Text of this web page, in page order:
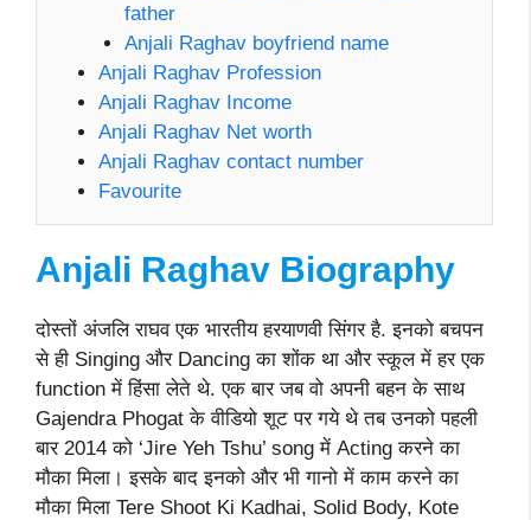
father
Anjali Raghav boyfriend name
Anjali Raghav Profession
Anjali Raghav Income
Anjali Raghav Net worth
Anjali Raghav contact number
Favourite
Anjali Raghav Biography
दोस्तों अंजलि राघव एक भारतीय हरयाणवी सिंगर है. इनको बचपन
से ही Singing और Dancing का शोंक था और स्कूल में हर एक
function में हिंसा लेते थे. एक बार जब वो अपनी बहन के साथ
Gajendra Phogat के वीडियो शूट पर गये थे तब उनको पहली
बार 2014 को ‘Jire Yeh Tshu’ song में Acting करने का
मौका मिला। इसके बाद इनको और भी गानो में काम करने का
मौका मिला Tere Shoot Ki Kadhai, Solid Body, Kote